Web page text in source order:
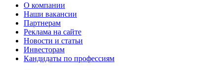
О компании
Наши вакансии
Партнерам
Реклама на сайте
Новости и статьи
Инвесторам
Кандидаты по профессиям